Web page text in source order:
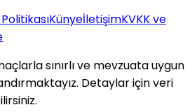
KünyeİletişimKVKK ve
sınırlı ve mevzuata uygun
Detaylar için veri